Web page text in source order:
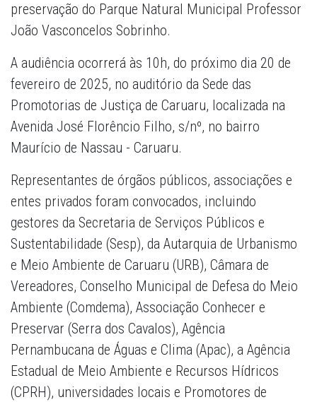
preservação do Parque Natural Municipal Professor
João Vasconcelos Sobrinho.
A audiência ocorrerá às 10h, do próximo dia 20 de
fevereiro de 2025, no auditório da Sede das
Promotorias de Justiça de Caruaru, localizada na
Avenida José Florêncio Filho, s/nº, no bairro
Maurício de Nassau - Caruaru.
Representantes de órgãos públicos, associações e
entes privados foram convocados, incluindo
gestores da Secretaria de Serviços Públicos e
Sustentabilidade (Sesp), da Autarquia de Urbanismo
e Meio Ambiente de Caruaru (URB), Câmara de
Vereadores, Conselho Municipal de Defesa do Meio
Ambiente (Comdema), Associação Conhecer e
Preservar (Serra dos Cavalos), Agência
Pernambucana de Águas e Clima (Apac), a Agência
Estadual de Meio Ambiente e Recursos Hídricos
(CPRH), universidades locais e Promotores de